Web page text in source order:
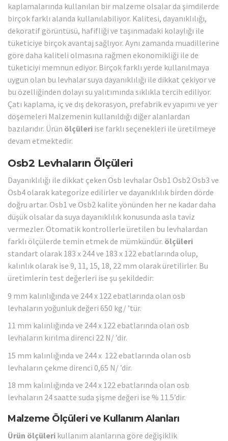
kaplamalarında kullanılan bir malzeme olsalar da şimdilerde
birçok farklı alanda kullanılabiliyor. Kalitesi, dayanıklılığı,
dekoratif görüntüsü, hafifliği ve taşınmadaki kolaylığı ile
tüketiciye birçok avantaj sağlıyor. Aynı zamanda muadillerine
göre daha kaliteli olmasına rağmen ekonomikliği ile de
tüketiciyi memnun ediyor. Birçok farklı yerde kullanılmaya
uygun olan bu levhalar suya dayanıklılığı ile dikkat çekiyor ve
bu özelliğinden dolayı su yalıtımında sıklıkla tercih ediliyor.
Çatı kaplama, iç ve dış dekorasyon, prefabrik ev yapımı ve yer
döşemeleri Malzemenin kullanıldığı diğer alanlardan
bazılarıdır. Ürün ölçüleri ise farklı seçenekleri ile üretilmeye
devam etmektedir.
Osb2 Levhaların Ölçüleri
Dayanıklılığı ile dikkat çeken Osb levhalar Osb1 Osb2 Osb3 ve
Osb4 olarak kategorize edilirler ve dayanıklılık birden dörde
doğru artar. Osb1 ve Osb2 kalite yönünden her ne kadar daha
düşük olsalar da suya dayanıklılık konusunda asla taviz
vermezler. Otomatik kontrollerle üretilen bu levhalardan
farklı ölçülerde temin etmek de mümkündür. ölçüleri
standart olarak 183 x 244 ve 183 x 122 ebatlarında olup,
kalınlık olarak ise 9, 11, 15, 18, 22 mm olarak üretilirler. Bu
üretimlerin test değerleri ise şu şekildedir:
9 mm kalınlığında ve 244 x 122 ebatlarında olan osb
levhaların yoğunluk değeri 650 kg/ ’tür.
11 mm kalınlığında ve 244 x 122 ebatlarında olan osb
levhaların kırılma direnci 22 N/ ’dir.
15 mm kalınlığında ve 244 x 122 ebatlarında olan osb
levhaların çekme direnci 0,65 N/ ’dir.
18 mm kalınlığında ve 244 x 122 ebatlarında olan osb
levhaların 24 saatte suda şişme değeri ise % 11.5’dir.
Malzeme Ölçüleri ve Kullanım Alanları
Ürün ölçüleri kullanım alanlarına göre değişiklik